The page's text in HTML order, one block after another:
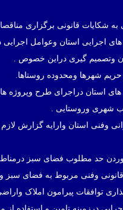
های اجرایی استان وعوامل
وتصمیم گیری دراین خصوص .
های استان دراجرای طرح
شهری وروستایی .
وفنی استان وارایه گزارش